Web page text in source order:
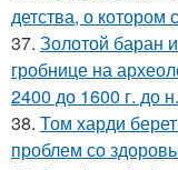
детства, о
37. Золотой баран
гробнице на
2400 до 1600 г. до
38. Том харди
проблем со